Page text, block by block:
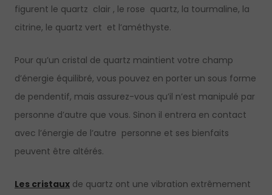
figurent le quartz clair , le rose quartz, la tourmaline, la
citrine, le quartz vert et l’améthyste.
Pour qu’un cristal de quartz maintient votre champ
d’énergie équilibré, vous pouvez en porter un sous forme
de pendentif, mais assurez-vous qu’il n’est manipulé par
personne d’autre que vous. Sinon il entrera en contact
avec l’énergie de l’autre personne et ses bienfaits
peuvent être altérés.
Les cristaux de quartz ont une vibration extrêmement